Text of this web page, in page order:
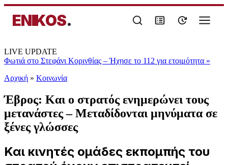
ENIKOS.
LIVE UPDATE
Φωτιά στο Στεφάνι Κορινθίας – Ήχησε το 112 για ετοιμότητα »
Αρχική » Κοινωνία
Έβρος: Και ο στρατός ενημερώνει τους
μετανάστες – Μεταδίδονται μηνύματα σε
ξένες γλώσσες
Και κινητές ομάδες εκπομπής του